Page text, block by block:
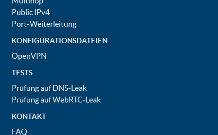
Public IPv4
Port-Weiterleitung
KONFIGURATIONSDATEIEN
OpenVPN
TESTS
Prüfung auf DNS-Leak
Prüfung auf WebRTC-Leak
KONTAKT
FAQ